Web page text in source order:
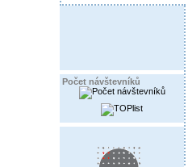
Počet návštevníků